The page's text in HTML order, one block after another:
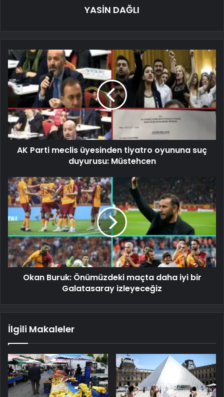
YASİN DAĞLI
AK Parti meclis üyesinden tiyatro oyununa suç
duyurusu: Müstehcen
Okan Buruk: Önümüzdeki maçta daha iyi bir
Galatasaray izleyeceğiz
İlgili Makaleler